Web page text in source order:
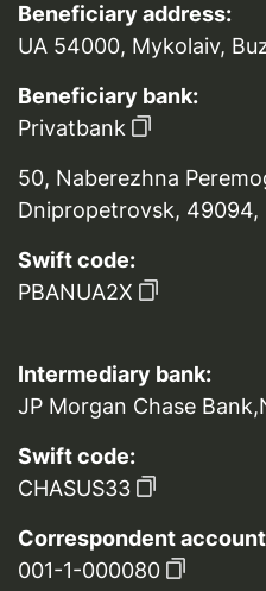
Beneficiary address:
UA 54000, Mykolaiv,
Beneficiary bank:
Privatbank
50, Naberezhna
Dnipropetrovsk, 49094,
Swift code:
PBANUA2X
Intermediary bank:
JP Morgan Chase
Swift code:
CHASUS33
Correspondent
001-1-000080